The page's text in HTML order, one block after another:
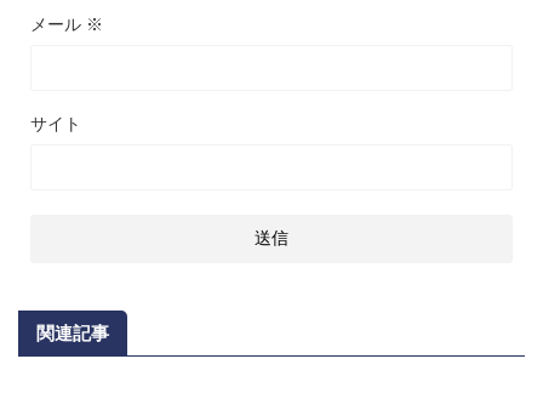
メール ※
サイト
関連記事